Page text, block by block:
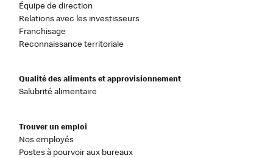
Équipe de direction
Relations avec les investisseurs
Franchisage
Reconnaissance territoriale
Qualité des aliments et approvisionnement
Salubrité alimentaire
Trouver un emploi
Nos employés
Postes à pourvoir aux bureaux